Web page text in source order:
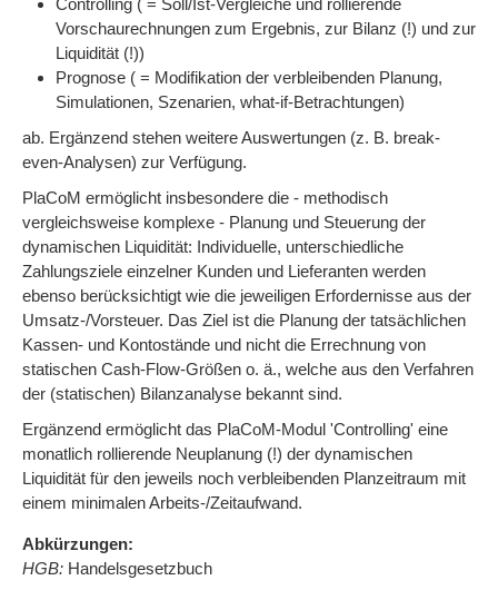
Controlling ( = Soll/Ist-Vergleiche und rollierende
Vorschaurechnungen zum Ergebnis, zur Bilanz (!) und zur
Liquidität (!))
Prognose ( = Modifikation der verbleibenden Planung,
Simulationen, Szenarien, what-if-Betrachtungen)
ab. Ergänzend stehen weitere Auswertungen (z. B. break-
even-Analysen) zur Verfügung.
PlaCoM ermöglicht insbesondere die - methodisch
vergleichsweise komplexe - Planung und Steuerung der
dynamischen Liquidität: Individuelle, unterschiedliche
Zahlungsziele einzelner Kunden und Lieferanten werden
ebenso berücksichtigt wie die jeweiligen Erfordernisse aus der
Umsatz-/Vorsteuer. Das Ziel ist die Planung der tatsächlichen
Kassen- und Kontostände und nicht die Errechnung von
statischen Cash-Flow-Größen o. ä., welche aus den Verfahren
der (statischen) Bilanzanalyse bekannt sind.
Ergänzend ermöglicht das PlaCoM-Modul 'Controlling' eine
monatlich rollierende Neuplanung (!) der dynamischen
Liquidität für den jeweils noch verbleibenden Planzeitraum mit
einem minimalen Arbeits-/Zeitaufwand.
Abkürzungen:
HGB: Handelsgesetzbuch